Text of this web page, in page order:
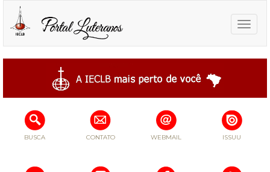
Toggle
BUSCA CONTATO WEBMAIL ISSUU